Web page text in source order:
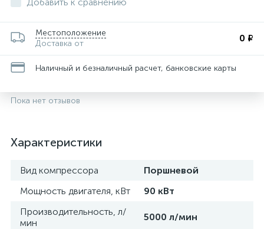
Местоположение
Доставка от
0 ₽
Наличный и безналичный расчет, банковские карты
Пока нет отзывов
Характеристики
Вид компрессора
Поршневой
Мощность двигателя, кВт
90 кВт
Производительность, л/
мин
5000 л/мин